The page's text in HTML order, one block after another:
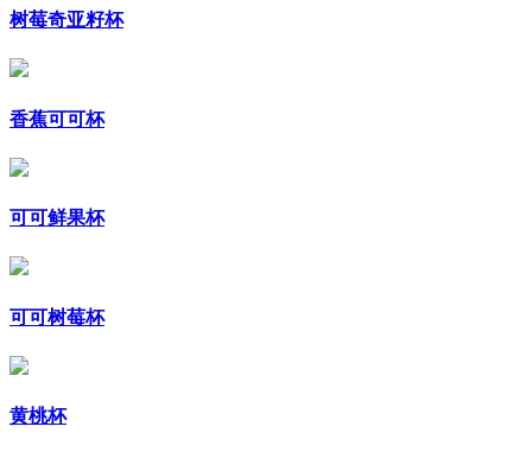
树莓奇亚籽杯
香蕉可可杯
可可鲜果杯
可可树莓杯
黄桃杯